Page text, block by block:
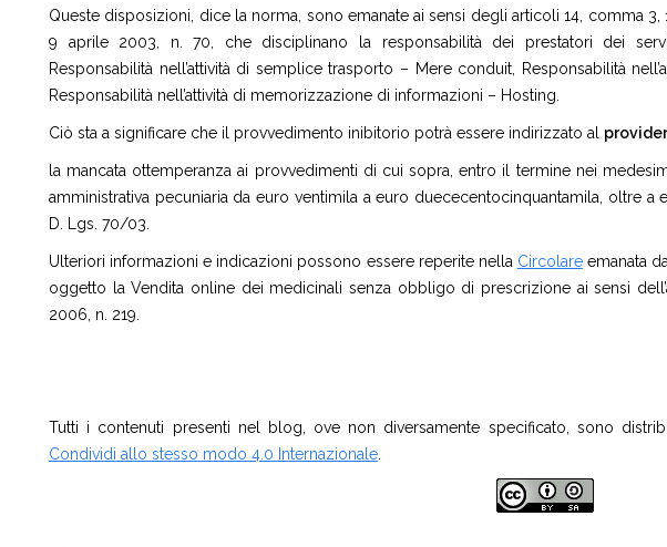
Queste disposizioni, dice la norma, sono emanate ai sensi degli articoli 14, comma
9 aprile 2003, n. 70, che disciplinano la responsabilità dei prestatori dei
Responsabilità nell’attività di semplice trasporto – Mere conduit, Responsabilità
Responsabilità nell’attività di memorizzazione di informazioni – Hosting.
Ciò sta a significare che il provvedimento inibitorio potrà essere indirizzato al
la mancata ottemperanza ai provvedimenti di cui sopra, entro il termine nei
amministrativa pecuniaria da euro ventimila a euro duececentocinquantamila, oltre a
D. Lgs. 70/03.
Ulteriori informazioni e indicazioni possono essere reperite nella Circolareemanata
oggetto la Vendita online dei medicinali senza obbligo di prescrizione ai sensi
2006, n. 219.
Tutti i contenuti presenti nel blog, ove non diversamente specificato, sono
Condividi allo stesso modo 4.0 Internazionale